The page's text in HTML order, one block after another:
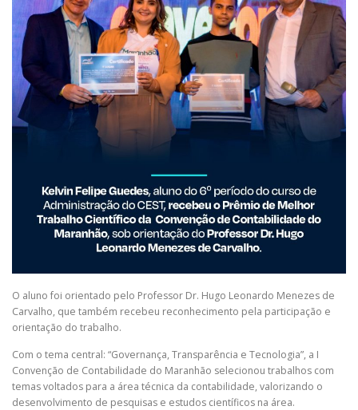
O aluno foi orientado pelo Professor Dr. Hugo Leonardo Menezes de
Carvalho, que também recebeu reconhecimento pela participação e
orientação do trabalho.
Com o tema central: “Governança, Transparência e Tecnologia”, a I
Convenção de Contabilidade do Maranhão selecionou trabalhos com
temas voltados para a área técnica da contabilidade, valorizando o
desenvolvimento de pesquisas e estudos científicos na área.